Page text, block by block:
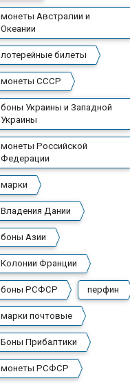
монеты Австралии и
Океании
лотерейные билеты
монеты СССР
боны Украины и Западной
Украины
монеты Российской
Федерации
марки
Владения Дании
боны Азии
Колонии Франции
боны РСФСР перфин
марки почтовые
Боны Прибалтики
монеты РСФСР